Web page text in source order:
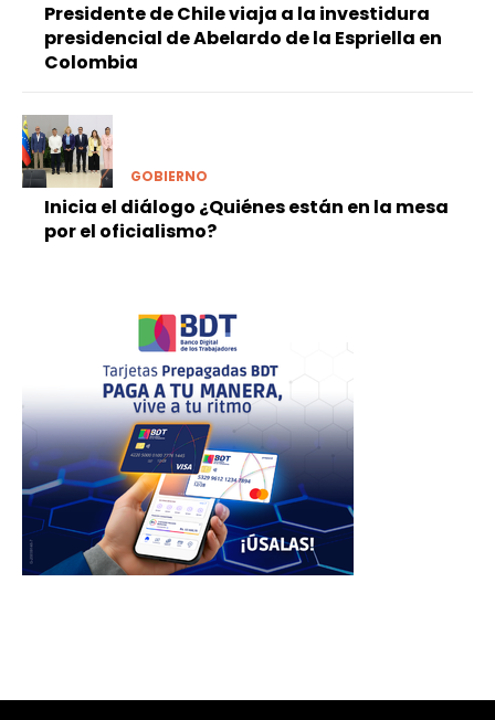
Presidente de Chile viaja a la investidura
presidencial de Abelardo de la Espriella en
Colombia
GOBIERNO
Inicia el diálogo ¿Quiénes están en la mesa
por el oficialismo?